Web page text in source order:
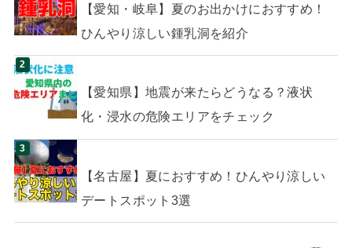
【愛知・岐阜】夏のお出かけにおすすめ！
ひんやり涼しい鍾乳洞を紹介
【愛知県】地震が来たらどうなる？液状
化・浸水の危険エリアをチェック
【名古屋】夏におすすめ！ひんやり涼しい
デートスポット3選